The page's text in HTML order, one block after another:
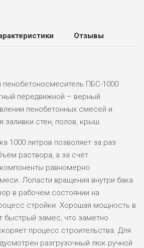
Отзывы
ПБС-1000
передвижной – верный
пенобетонных смесей и
заливки стен, полов, крыш.
1000 литров позволяет за раз
раствора, а за счёт
равномерно
Лопасти вращения внутри бака
в рабочем состоянии на
стройки. Хорошая мощность в
быстрый замес, что заметно
процесс строительства. Для
разгрузочный люк ручной